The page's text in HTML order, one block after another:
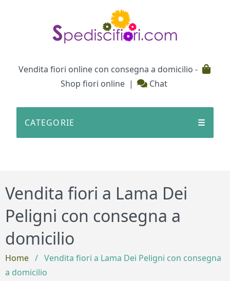
Vendita fiori online con consegna a domicilio -
Shop fiori online | Chat
CATEGORIE ☰
Vendita fiori a Lama Dei
Peligni con consegna a
domicilio
Home / Vendita fiori a Lama Dei Peligni con consegna
a domicilio